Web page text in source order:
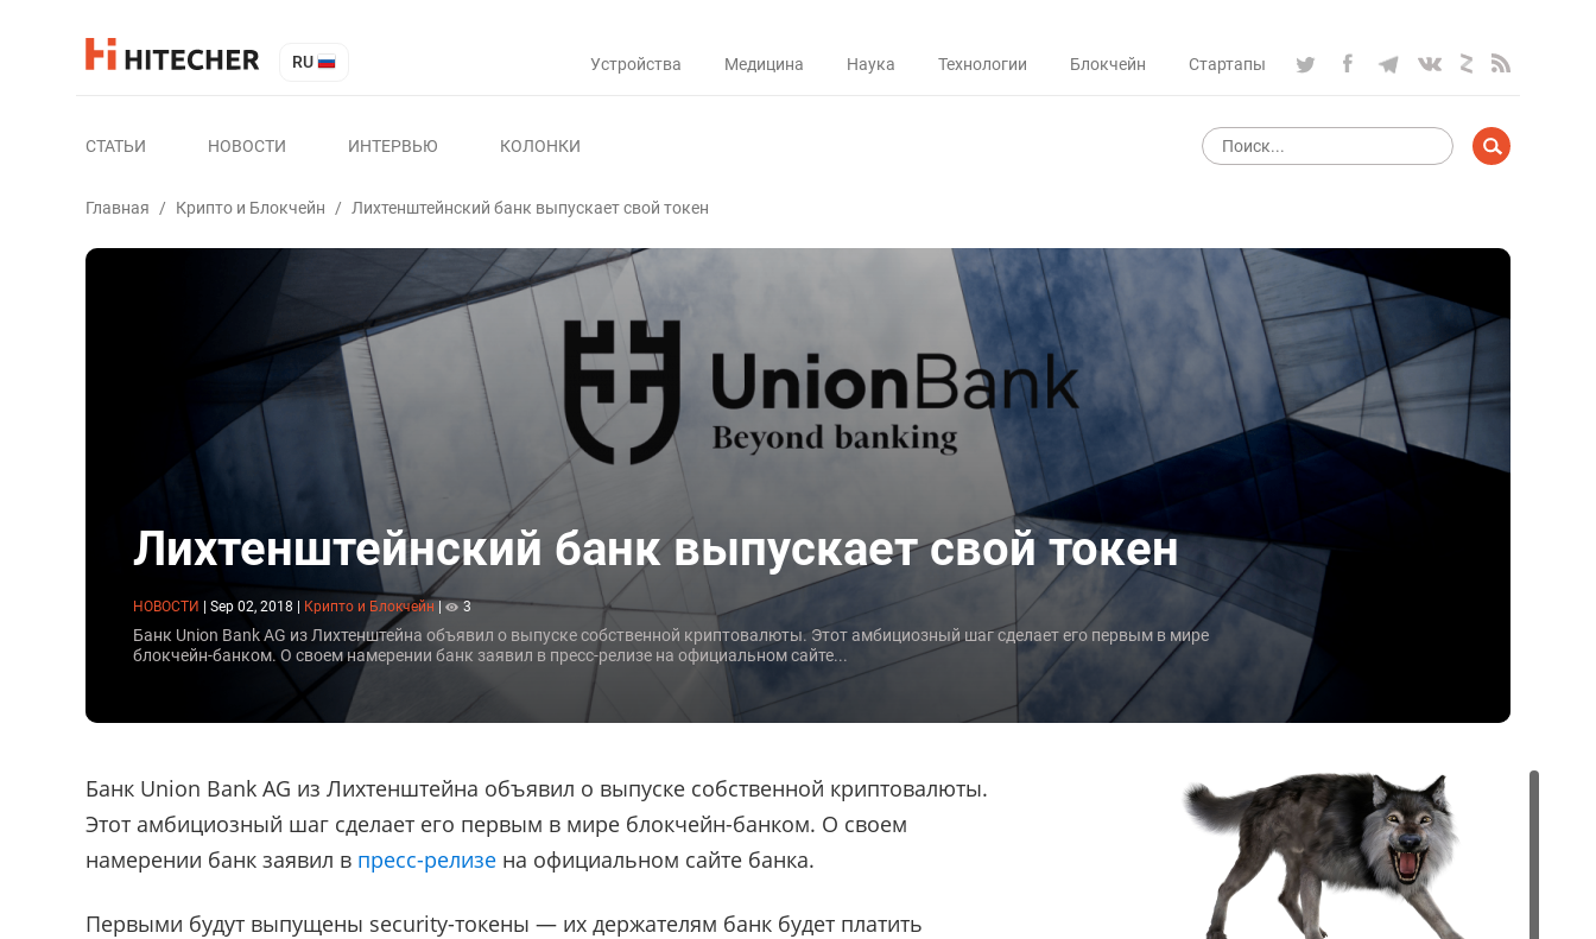
RU Устройства Медицина Наука Технологии Блокчейн Стартапы
СТАТЬИ НОВОСТИ ИНТЕРВЬЮ КОЛОНКИ
Главная / Крипто и Блокчейн / Лихтенштейнский банк выпускает свой токен
Лихтенштейнский банк выпускает свой токен
НОВОСТИ | Sep 02, 2018 Крипто и Блокчейн 3
Банк Union Bank AG из Лихтенштейна объявил о выпуске собственной криптовалюты. Этот амбициозный шаг сделает его первым в мире
блокчейн-банком. О своем намерении банк заявил в пресс-релизе на официальном сайте...
Банк Union Bank AG из Лихтенштейна объявил о выпуске собственной криптовалюты.
Этот амбициозный шаг сделает его первым в мире блокчейн-банком. О своем
намерении банк заявил в пресс-релизе на официальном сайте банка.
Первыми будут выпущены security-токены — их держателям банк будет платить